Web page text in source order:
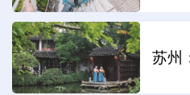
苏州